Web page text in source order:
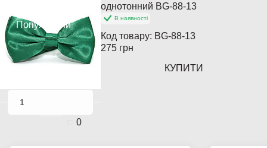
Популярний
0
однотонний BG-88-13
В наявності
Код товару: BG-88-13
275 грн
КУПИТИ